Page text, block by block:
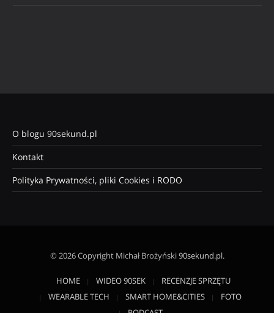
O blogu 90sekund.pl
Kontakt
Polityka Prywatności, pliki Cookies i RODO
© 2026 Copyright Michał Brożyński90sekund.pl.
HOME WIDEO 90SEK
RECENZJE SPRZĘTU
WEARABLE TECH
SMART HOME&CITIES
FOTO